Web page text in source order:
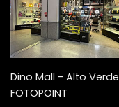
Dino Mall - Alto Verde
FOTOPOINT